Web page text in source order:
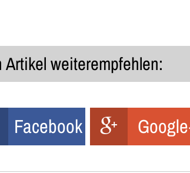
Artikel weiterempfehlen:
Facebook